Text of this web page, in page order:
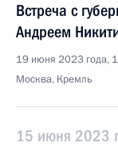
Встреча с
Андреем
19 июня 2023 года,
Москва, Кремль
15 июня 2023